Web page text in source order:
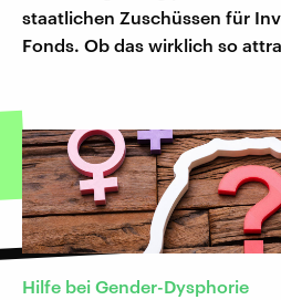
staatlichen Zuschüssen für
Fonds. Ob das wirklich so
Hilfe bei Gender-Dysphorie